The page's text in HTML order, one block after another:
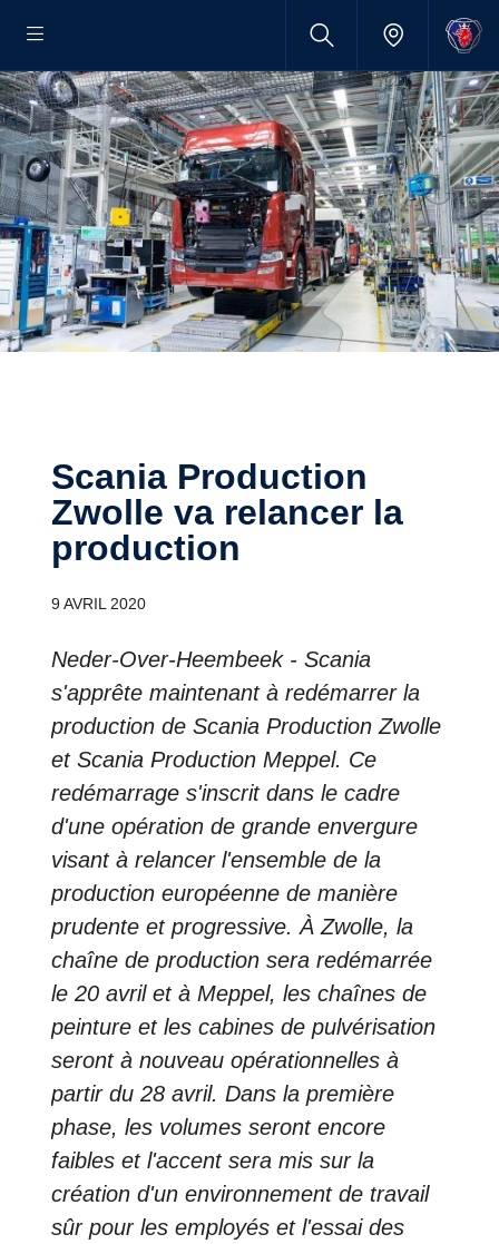
Scania Production
Zwolle va relancer la
production
9 AVRIL 2020
Neder-Over-Heembeek - Scania
s'apprête maintenant à redémarrer la
production de Scania Production Zwolle
et Scania Production Meppel. Ce
redémarrage s'inscrit dans le cadre
d'une opération de grande envergure
visant à relancer l'ensemble de la
production européenne de manière
prudente et progressive. À Zwolle, la
chaîne de production sera redémarrée
le 20 avril et à Meppel, les chaînes de
peinture et les cabines de pulvérisation
seront à nouveau opérationnelles à
partir du 28 avril. Dans la première
phase, les volumes seront encore
faibles et l'accent sera mis sur la
création d'un environnement de travail
sûr pour les employés et l'essai des